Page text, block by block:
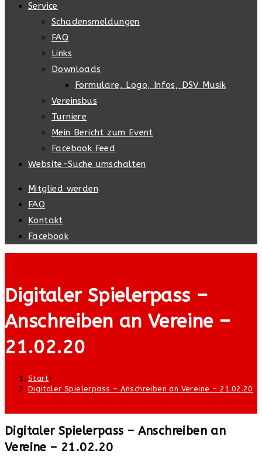
Service
Schadensmeldungen
FAQ
Links
Downloads
Formulare, Logo, Infos, DSV Musik
Vereinsbus
Turniere
Mein Bericht zum Event
Facebook Feed
Website-Suche umschalten
Mitglied werden
FAQ
Kontakt
Facebook
Digitaler Spielerpass –
Anschreiben an Vereine –
21.02.20
Start>
Digitaler Spielerpass – Anschreiben an Vereine – 21.02.20
Digitaler Spielerpass – Anschreiben an
Vereine – 21.02.20